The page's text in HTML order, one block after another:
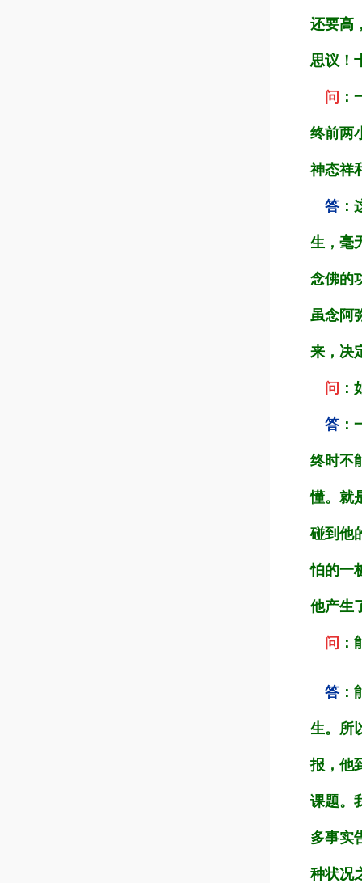
还要高
思议！
问
终前两
神态祥
答：
生，毫
念佛的
虽念阿
来，决
问
答：
终时不
懂。就
碰到他
怕的一
他产生
问
答：
生。所
报，他
课题。
多事实
种状况